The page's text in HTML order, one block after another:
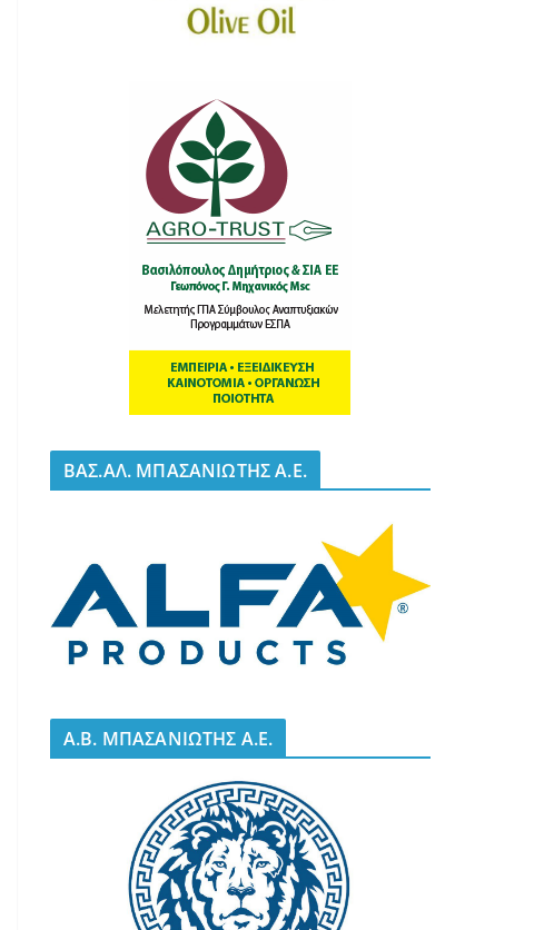
BΑΣ.ΑΛ. ΜΠΑΣΑΝΙΩΤΗΣ Α.Ε.
A.B. ΜΠΑΣΑΝΙΩΤΗΣ Α.Ε.